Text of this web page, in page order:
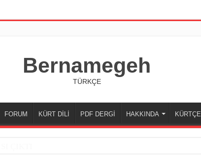
Bernamegeh
TÜRKÇE
FORUM KÜRT DİLİ PDF DERGİ HAKKINDA KÜRTÇE